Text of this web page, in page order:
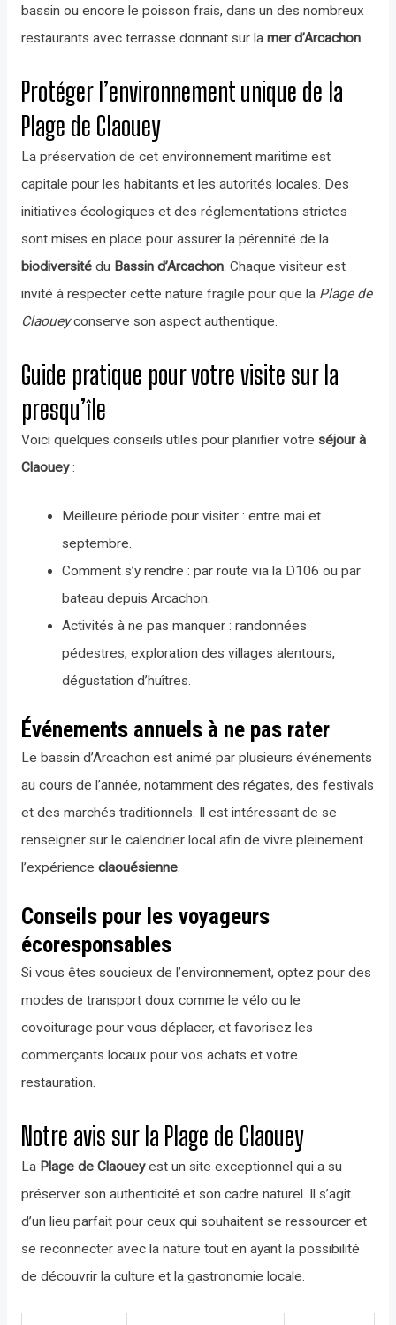
bassin ou encore le poisson frais, dans un des nombreux
restaurants avec terrasse donnant sur la mer d’Arcachon.
Protéger l’environnement unique de la
Plage de Claouey
La préservation de cet environnement maritime est
capitale pour les habitants et les autorités locales. Des
initiatives écologiques et des réglementations strictes
sont mises en place pour assurer la pérennité de la
biodiversitédu Bassin d’Arcachon. Chaque visiteur est
invité à respecter cette nature fragile pour que la Plage de
Claoueyconserve son aspect authentique.
Guide pratique pour votre visite sur la
presqu’île
Voici quelques conseils utiles pour planifier votre séjour à
Claouey:
Meilleure période pour visiter : entre mai et
septembre.
Comment s’y rendre : par route via la D106 ou par
bateau depuis Arcachon.
Activités à ne pas manquer : randonnées
pédestres, exploration des villages alentours,
dégustation d’huîtres.
Événements annuels à ne pas rater
Le bassin d’Arcachon est animé par plusieurs événements
au cours de l’année, notamment des régates, des festivals
et des marchés traditionnels. Il est intéressant de se
renseigner sur le calendrier local afin de vivre pleinement
l’expérience claouésienne.
Conseils pour les voyageurs
écoresponsables
Si vous êtes soucieux de l’environnement, optez pour des
modes de transport doux comme le vélo ou le
covoiturage pour vous déplacer, et favorisez les
commerçants locaux pour vos achats et votre
restauration.
Notre avis sur la Plage de Claouey
La Plage de Claoueyest un site exceptionnel qui a su
préserver son authenticité et son cadre naturel. Il s’agit
d’un lieu parfait pour ceux qui souhaitent se ressourcer et
se reconnecter avec la nature tout en ayant la possibilité
de découvrir la culture et la gastronomie locale.